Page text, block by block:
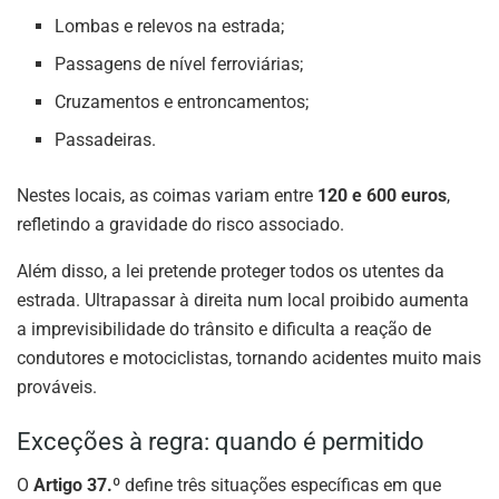
Lombas e relevos na estrada;
Passagens de nível ferroviárias;
Cruzamentos e entroncamentos;
Passadeiras.
Nestes locais, as coimas variam entre 120 e 600 euros,
refletindo a gravidade do risco associado.
Além disso, a lei pretende proteger todos os utentes da
estrada. Ultrapassar à direita num local proibido aumenta
a imprevisibilidade do trânsito e dificulta a reação de
condutores e motociclistas, tornando acidentes muito mais
prováveis.
Exceções à regra: quando é permitido
O Artigo 37.º define três situações específicas em que